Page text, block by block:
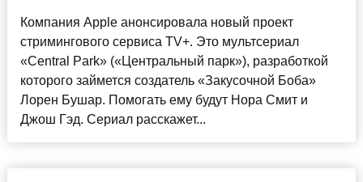
Компания Apple анонсировала новый проект
стримингового сервиса TV+. Это мультсериал
«Central Park» («Центральный парк»), разработкой
которого займется создатель «Закусочной Боба»
Лорен Бушар. Помогать ему будут Нора Смит и
Джош Гэд. Сериал расскажет...